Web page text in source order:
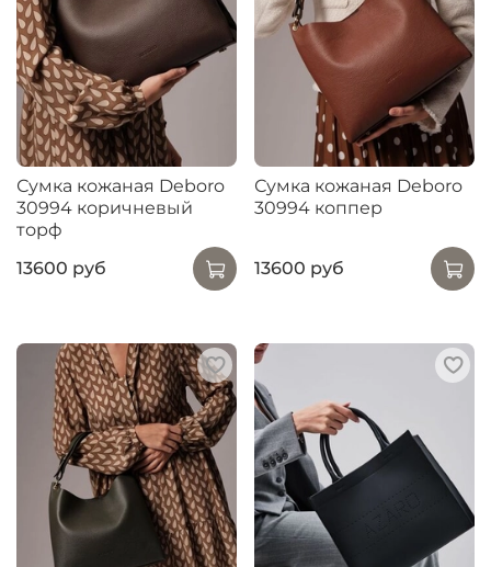
Сумка кожаная Deboro
30994 коричневый
торф
13600 руб
Сумка кожаная Deboro
30994 коппер
13600 руб